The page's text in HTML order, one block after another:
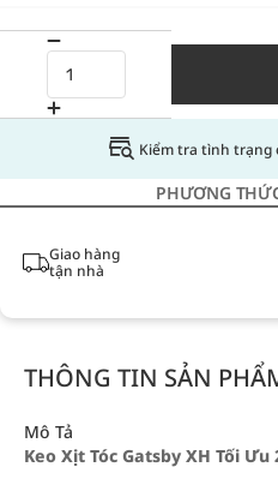
Kiểm tra tình trạng
PHƯƠNG
Giao hàng
tận nhà
THÔNG TIN SẢN
Mô Tả
Keo Xịt Tóc Gatsby XH Tối Ưu